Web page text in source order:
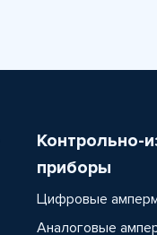
Контрольно-
приборы
Цифровые
Аналоговые